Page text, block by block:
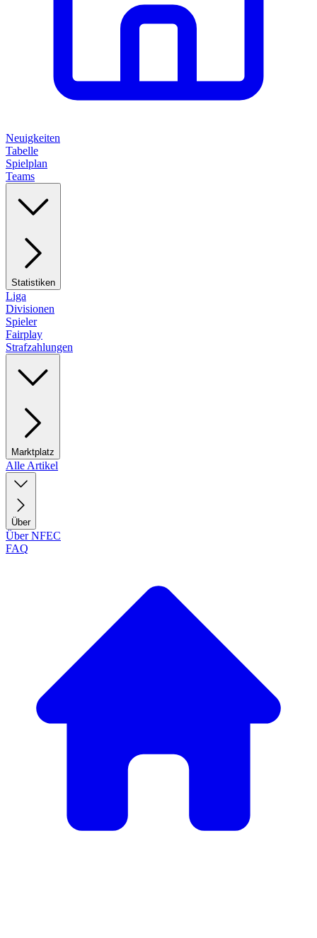
Neuigkeiten
Tabelle
Spielplan
Teams
Statistiken
Liga
Divisionen
Spieler
Fairplay
Strafzahlungen
Marktplatz
Alle Artikel
Über
Über NFEC
FAQ